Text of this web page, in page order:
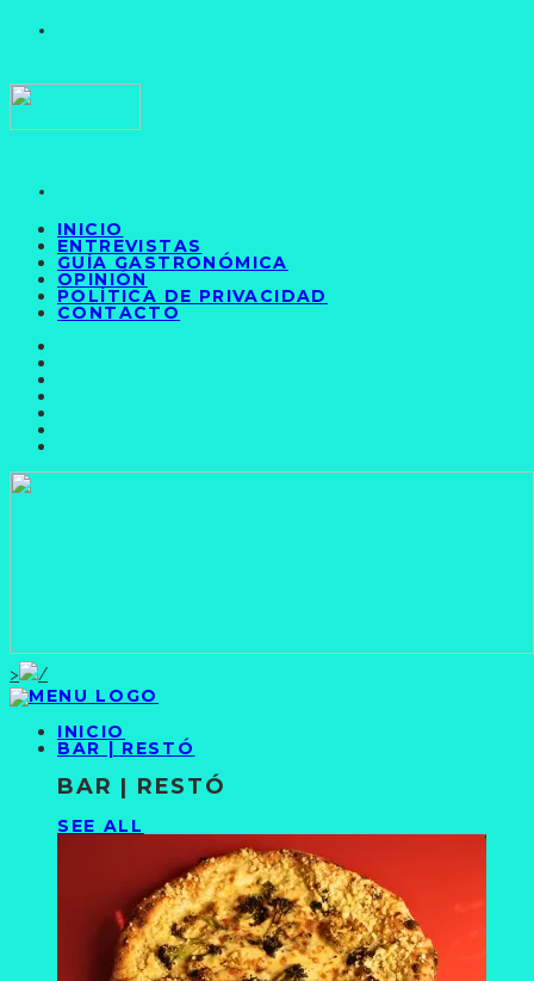
INICIO
ENTREVISTAS
GUÍA GASTRONÓMICA
OPINIÓN
POLÍTICA DE PRIVACIDAD
CONTACTO
>
INICIO
BAR | RESTÓ
BAR | RESTÓ
SEE ALL